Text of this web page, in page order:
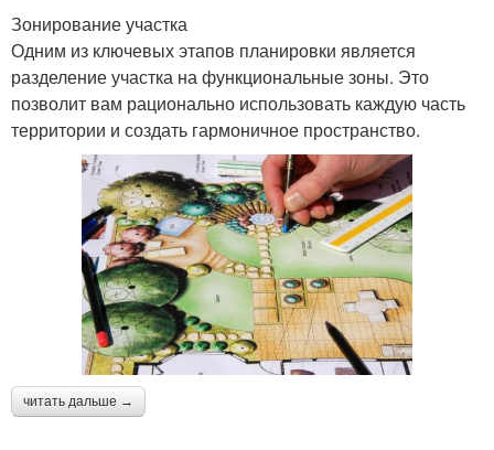
Зонирование участка
Одним из ключевых этапов планировки является
разделение участка на функциональные зоны. Это
позволит вам рационально использовать каждую часть
территории и создать гармоничное пространство.
читать дальше →